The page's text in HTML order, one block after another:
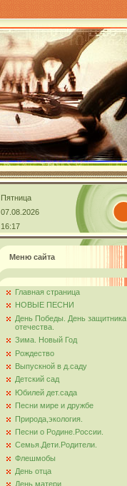
Пятница
07.08.2026
16:17
Меню сайта
Главная страница
НОВЫЕ ПЕСНИ
День Победы. День защитника
отечества.
Зима. Новый Год
Рождество
Выпускной в д.саду
Детский сад
Юбилей дет.сада
Песни мире и дружбе
Природа,экология.
Песни о Родине.России.
Семья.Дети.Родители.
Флешмобы
День отца
День матери